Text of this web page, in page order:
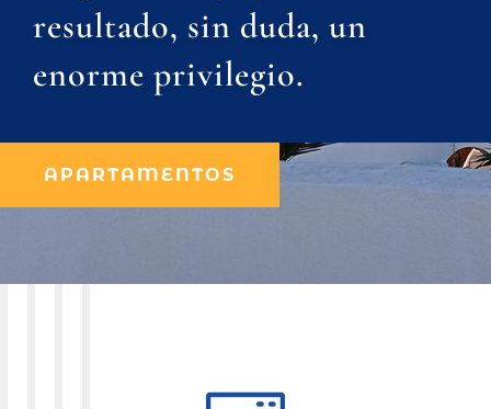
resultado, sin duda, un
enorme privilegio.
APARTAMENTOS